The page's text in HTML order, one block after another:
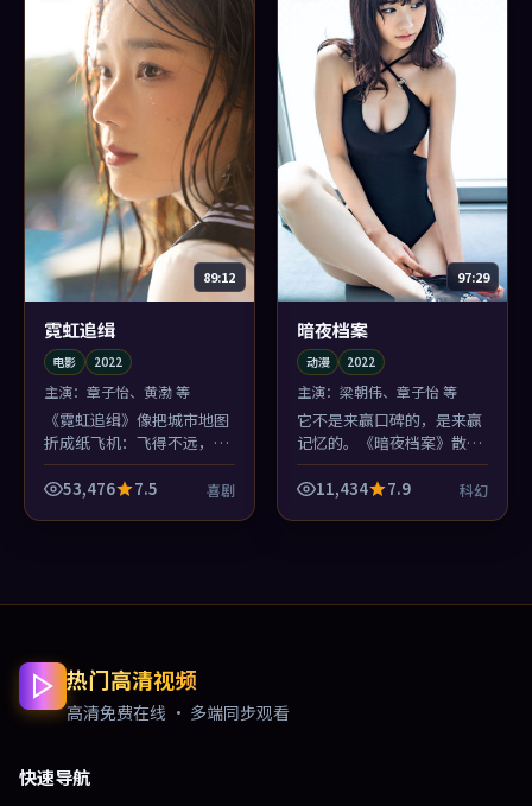
89:12
霓虹追缉
电影 2022
主演： 章子怡、黄渤 等
《霓虹追缉》像把城市地图
折成纸飞机：飞得不远，但
航线歪得漂亮。电影爱好者
会吃这一套喜剧调性。
53,476 7.5 喜剧
97:29
暗夜档案
动漫 2022
主演：梁朝伟、章子怡 等
它不是来赢口碑的，是来赢
记忆的。《暗夜档案》散场
后你会忘记几个桥段，但忘
不掉边境小镇那场雨的味道
11,434 7.9 科幻
热门高清视频
高清免费在线 · 多端同步观看
快速导航